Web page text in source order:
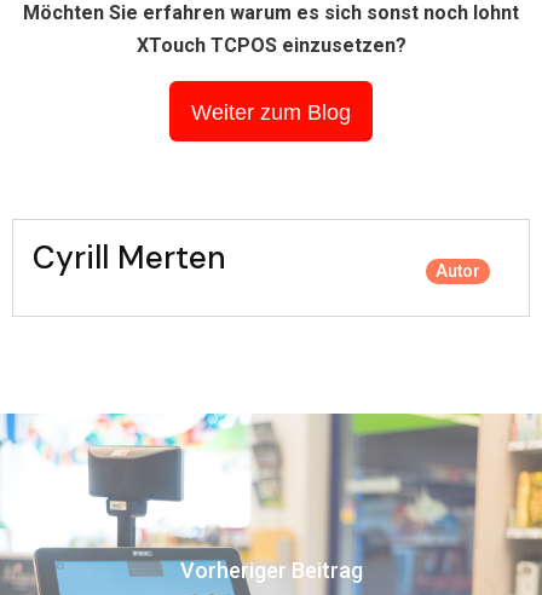
Möchten Sie erfahren warum es sich sonst noch lohnt
XTouch TCPOS einzusetzen?
Weiter zum Blog
Cyrill Merten Autor
Vorheriger Beitrag